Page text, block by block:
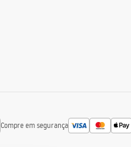
Compre em segurança